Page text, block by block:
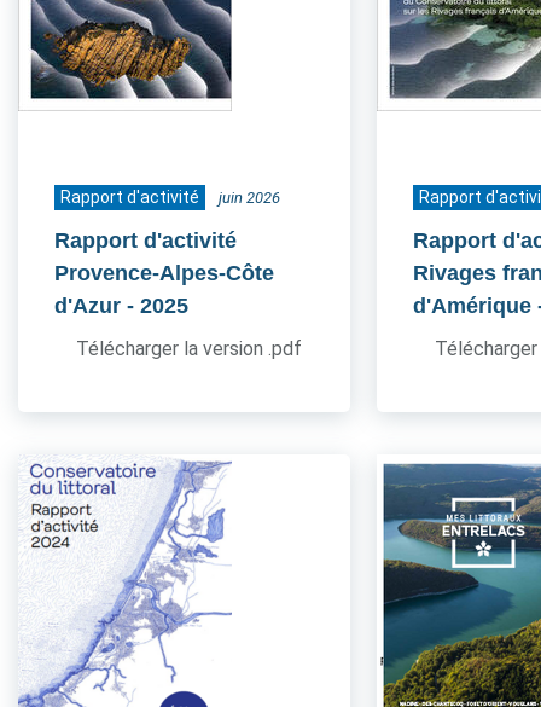
Rapport d'activité juin 2026
Rapport d'activité
Provence-Alpes-Côte
d'Azur - 2025
Télécharger la version .pdf
Rapport
Rapport
Rivages
d'Amérique